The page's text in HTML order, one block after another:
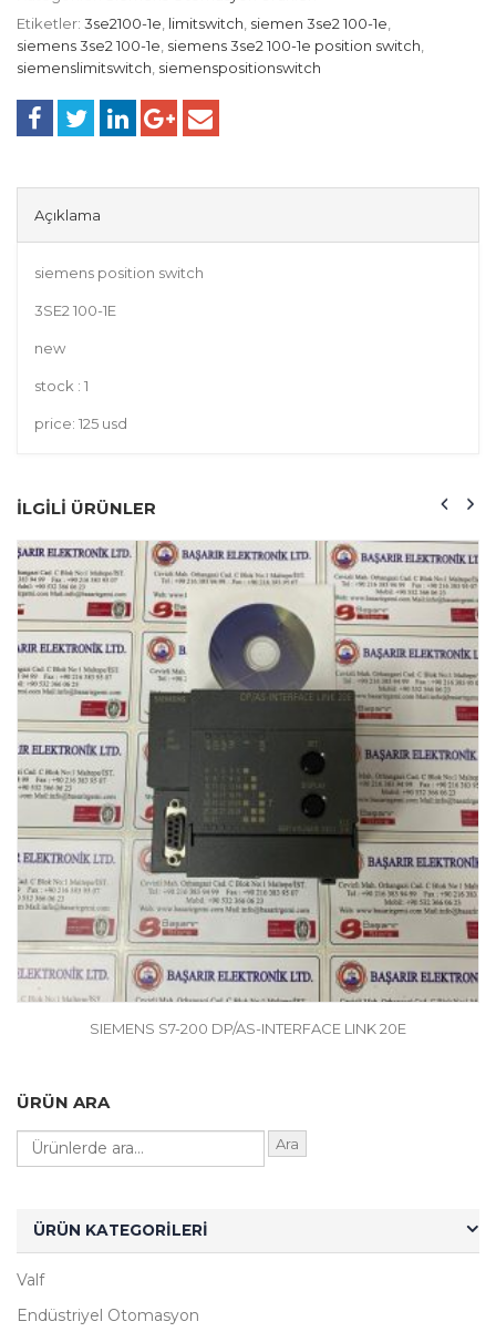
Etiketler: 3se2100-1e limitswitch siemen 3se2 100-1e
siemens 3se2 100-1e siemens 3se2 100-1e position switch
siemenslimitswitch siemenspositionswitch
Açıklama
siemens position switch
3SE2 100-1E
new
stock : 1
price: 125 usd
ILGILI ÜRÜNLER
SIEMENS S7-200 DP/AS-INTERFACE LINK 20E
ÜRÜN ARA
Ara
ÜRÜN KATEGORILERI
Valf
Endüstriyel Otomasyon